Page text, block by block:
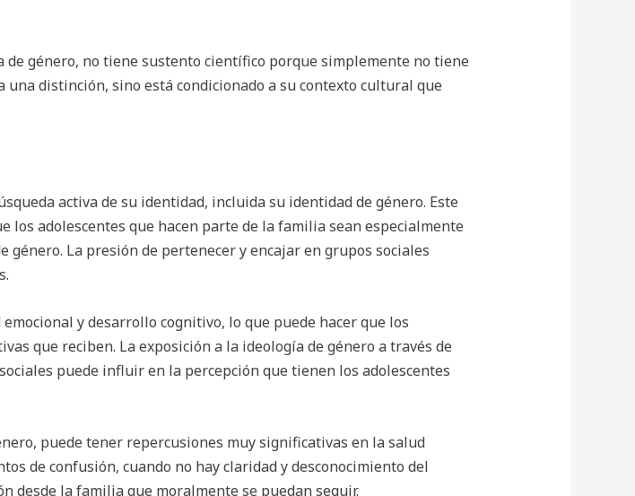
género, no tiene sustento científico porque simplemente no tiene
distinción, sino está condicionado a su contexto cultural que
activa de su identidad, incluida su identidad de género. Este
adolescentes que hacen parte de la familia sean especialmente
La presión de pertenecer y encajar en grupos sociales
y desarrollo cognitivo, lo que puede hacer que los
que reciben. La exposición a la ideología de género a través de
puede influir en la percepción que tienen los adolescentes
puede tener repercusiones muy significativas en la salud
de confusión, cuando no hay claridad y desconocimiento del
desde la familia que moralmente se puedan seguir.